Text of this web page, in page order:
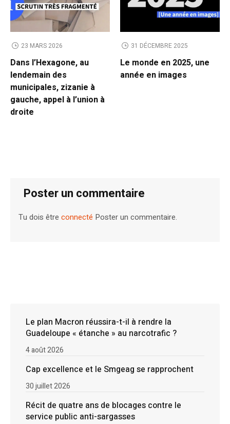
23 MARS 2026
Dans l’Hexagone, au
lendemain des
municipales, zizanie à
gauche, appel à l’union à
droite
31 DÉCEMBRE 2025
Le monde en 2025, une
année en images
Poster un commentaire
Tu dois êtreconnecté Poster un commentaire.
Le plan Macron réussira-t-il à rendre la
Guadeloupe « étanche » au narcotrafic ?
4 août 2026
Cap excellence et le Smgeag se rapprochent
30 juillet 2026
Récit de quatre ans de blocages contre le
service public anti-sargasses